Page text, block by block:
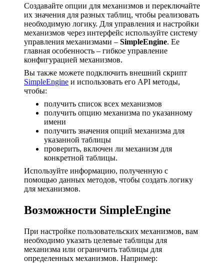
Создавайте опции для механизмов и переключайте
их значения для разных таблиц, чтобы реализовать
необходимую логику. Для управления и настройки
механизмов через интерфейс используйте систему
управления механизмами – SimpleEngine. Ее
главная особенность – гибкое управление
конфигурацией механизмов.
Вы также можете подключить внешний скрипт
SimpleEngine и использовать его API методы,
чтобы:
получить список всех механизмов
получить опцию механизма по указанному
имени
получить значения опций механизма для
указанной таблицы
проверить, включен ли механизм для
конкретной таблицы.
Используйте информацию, полученную с
помощью данных методов, чтобы создать логику
для механизмов.
Возможности SimpleEngine
При настройке пользовательских механизмов, вам
необходимо указать целевые таблицы для
механизма или ограничить таблицы для
определенных механизмов. Например: